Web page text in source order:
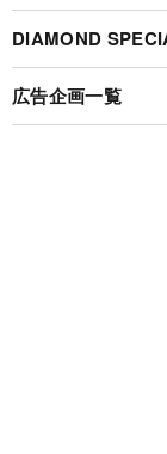
DIAMOND
広告企画一覧